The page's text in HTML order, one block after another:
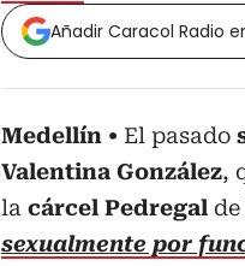
Añadir Caracol Radio
Medellín El pasado
Valentina González,
la cárcel Pedregal
sexualmente por